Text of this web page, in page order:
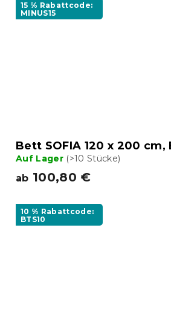
15 % Rabattcode:
MINUS15
Bett SOFIA 120 x 200 cm,
Auf Lager (>10 Stücke)
ab 100,80 €
10 % Rabattcode:
BTS10